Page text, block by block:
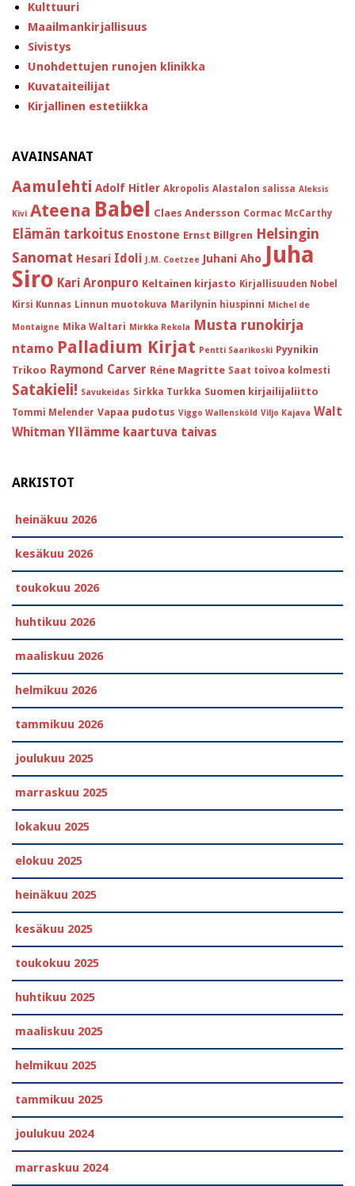
Kulttuuri
Maailmankirjallisuus
Sivistys
Unohdettujen runojen klinikka
Kuvataiteilijat
Kirjallinen estetiikka
AVAINSANAT
Aamulehti Adolf Hitler Akropolis Alastalon salissa Aleksis
Kivi Ateena Babel Claes Andersson Cormac McCarthy
Elämän tarkoitus Enostone Ernst Billgren Helsingin
Sanomat Hesari Idoli J.M. Coetzee Juhani Aho Juha
Siro Kari Aronpuro Keltainen kirjasto Kirjallisuuden Nobel
Kirsi Kunnas Linnun muotokuva Marilynin hiuspinni Michel de
Montaigne Mika Waltari Mirkka Rekola Musta runokirja
ntamo Palladium Kirjat Pentti Saarikoski Pyynikin
Trikoo Raymond Carver Réne Magritte Saat toivoa kolmesti
Satakieli! Savukeidas Sirkka Turkka Suomen kirjailijaliitto
Tommi Melender Vapaa pudotus Viggo Wallensköld Viljo Kajava Walt
Whitman Yllämme kaartuva taivas
ARKISTOT
heinäkuu 2026
kesäkuu 2026
toukokuu 2026
huhtikuu 2026
maaliskuu 2026
helmikuu 2026
tammikuu 2026
joulukuu 2025
marraskuu 2025
lokakuu 2025
elokuu 2025
heinäkuu 2025
kesäkuu 2025
toukokuu 2025
huhtikuu 2025
maaliskuu 2025
helmikuu 2025
tammikuu 2025
joulukuu 2024
marraskuu 2024